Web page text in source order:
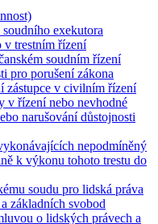
exekutora
v trestním řízení
soudním řízení
pro porušení zákona
zástupce v civilním řízení
v řízení nebo nevhodné
narušování důstojnosti
nepodmíněný
k výkonu tohoto trestu do
soudu pro lidská práva
základních svobod
o lidských právech a